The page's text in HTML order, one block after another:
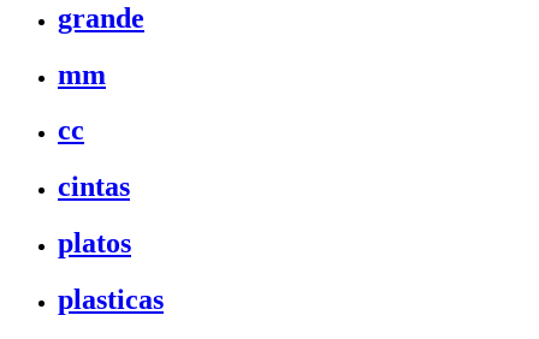
grande
mm
cc
cintas
platos
plasticas